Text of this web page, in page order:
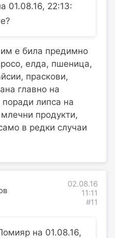
01.08.16, 22:13:
е била предимно
елда, пшеница,
праскови,
главно на
липса на
продукти,
в редки случаи
02.08.16
11:11
#11
на 01.08.16,